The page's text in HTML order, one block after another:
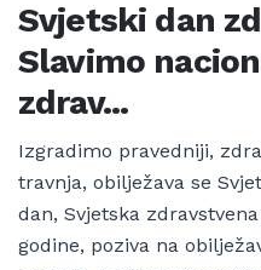
Svjetski dan
Slavimo
zdrav...
Izgradimo pravedniji,
travnja, obilježava se
dan, Svjetska
godine, poziva na